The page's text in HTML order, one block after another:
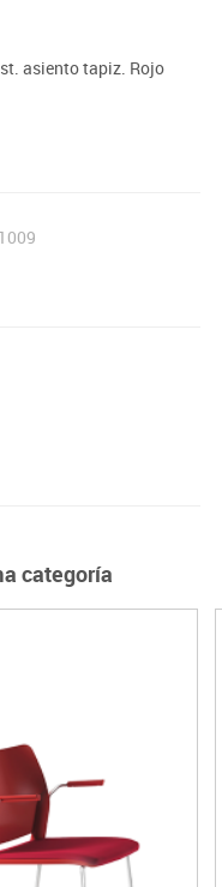
asiento tapiz. Rojo
categoría